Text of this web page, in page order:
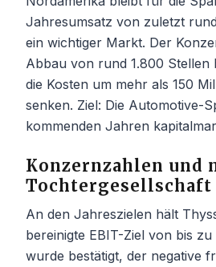
Jahresumsatz von zuletzt
ein wichtiger Markt. Der
Abbau von rund 1.800 Stellen
die Kosten um mehr als 150
senken. Ziel: Die Automotive-
kommenden Jahren
Konzernzahlen und
Tochtergesellschaft
An den Jahreszielen hält
bereinigte EBIT-Ziel von bis
wurde bestätigt, der negative